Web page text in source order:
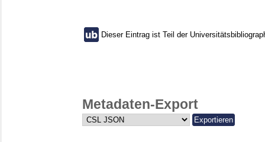
Dieser Eintrag ist Teil der
Metadaten-Export